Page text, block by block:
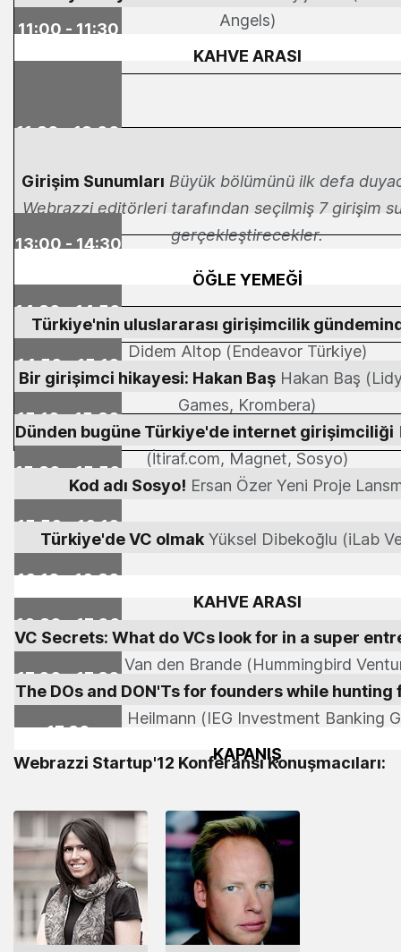
Angels)
11:00 - 11:30
KAHVE ARASI
11:30 - 13:00
Girişim Sunumları Büyük bölümünü ilk defa
Webrazzi editörleri tarafından seçilmiş 7 girişim
gerçekleştirecekler.
13:00 - 14:30
ÖĞLE YEMEĞİ
14:30 - 14:50
Türkiye'nin uluslararası girişimcilik
Didem Altop (Endeavor Türkiye)
14:50 - 15:10
Bir girişimci hikayesi: Hakan BaşHakan Baş
Games, Krombera)
15:10 - 15:30
Dünden bugüne Türkiye'de internet girişimciliği
(İtiraf.com, Magnet, Sosyo)
15:30 - 15:50
Kod adı Sosyo! Ersan Özer Yeni Proje
15:50 - 16:10
Türkiye'de VC olmakYüksel Dibekoğlu (iLab
16:10 - 16:30
KAHVE ARASI
16:30 - 17:00
VC Secrets: What do VCs look for in a super
Barend Van den Brande (Hummingbird
17:00 - 17:30
The DOs and DON'Ts for founders while
Stefan C. Heilmann (IEG Investment Banking
17:30
KAPANIŞ
Webrazzi Startup'12 Konferansı Konuşmacıları: